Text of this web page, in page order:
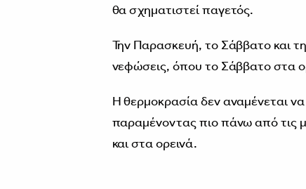
θα σχηματιστεί παγετός.
Την Παρασκευή, το Σάββατο και
νεφώσεις, όπου το Σάββατο στα
Η θερμοκρασία δεν αναμένεται
παραμένοντας πιο πάνω από τις
και στα ορεινά.